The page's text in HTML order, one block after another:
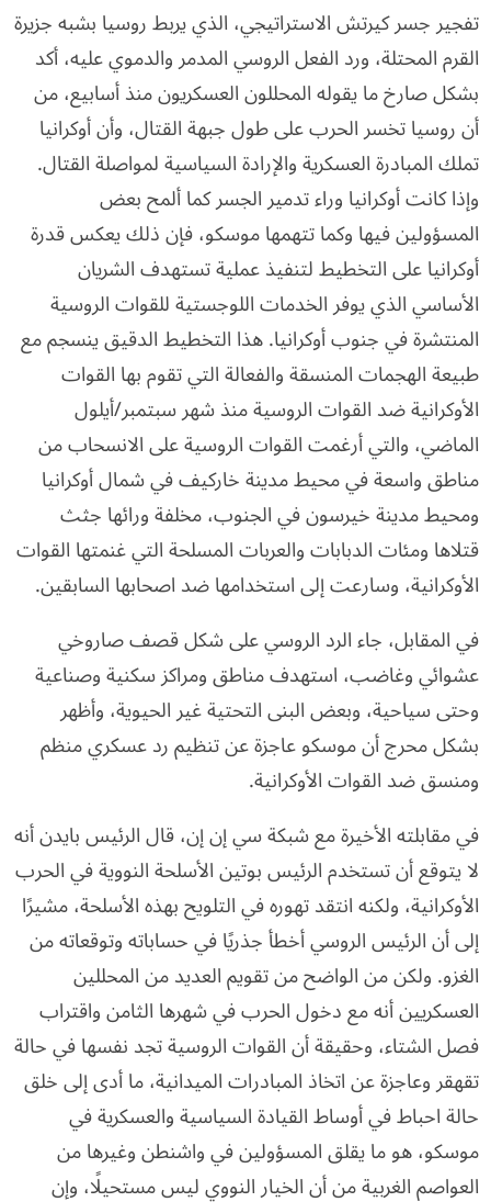
تفجير جسر كيرتش الاستراتيجي، الذي يربط روسيا بشبه جزيرة
القرم المحتلة، ورد الفعل الروسي المدمر والدموي عليه، أكد
بشكل صارخ ما يقوله المحللون العسكريون منذ أسابيع، من
أن روسيا تخسر الحرب على طول جبهة القتال، وأن أوكرانيا
تملك المبادرة العسكرية والإرادة السياسية لمواصلة القتال.
وإذا كانت أوكرانيا وراء تدمير الجسر كما ألمح بعض
المسؤولين فيها وكما تتهمها موسكو، فإن ذلك يعكس قدرة
أوكرانيا على التخطيط لتنفيذ عملية تستهدف الشريان
الأساسي الذي يوفر الخدمات اللوجستية للقوات الروسية
المنتشرة في جنوب أوكرانيا. هذا التخطيط الدقيق ينسجم مع
طبيعة الهجمات المنسقة والفعالة التي تقوم بها القوات
الأوكرانية ضد القوات الروسية منذ شهر سبتمبر/أيلول
الماضي، والتي أرغمت القوات الروسية على الانسحاب من
مناطق واسعة في محيط مدينة خاركيف في شمال أوكرانيا
ومحيط مدينة خيرسون في الجنوب، مخلفة ورائها جثث
قتلاها ومئات الدبابات والعربات المسلحة التي غنمتها القوات
الأوكرانية، وسارعت إلى استخدامها ضد اصحابها السابقين.
في المقابل، جاء الرد الروسي على شكل قصف صاروخي
عشوائي وغاضب، استهدف مناطق ومراكز سكنية وصناعية
وحتى سياحية، وبعض البنى التحتية غير الحيوية، وأظهر
بشكل محرج أن موسكو عاجزة عن تنظيم رد عسكري منظم
ومنسق ضد القوات الأوكرانية.
في مقابلته الأخيرة مع شبكة سي إن إن، قال الرئيس بايدن أنه
لا يتوقع أن تستخدم الرئيس بوتين الأسلحة النووية في الحرب
الأوكرانية، ولكنه انتقد تهوره في التلويح بهذه الأسلحة، مشيرًا
إلى أن الرئيس الروسي أخطأ جذريًا في حساباته وتوقعاته من
الغزو. ولكن من الواضح من تقويم العديد من المحللين
العسكريين أنه مع دخول الحرب في شهرها الثامن واقتراب
فصل الشتاء، وحقيقة أن القوات الروسية تجد نفسها في حالة
تقهقر وعاجزة عن اتخاذ المبادرات الميدانية، ما أدى إلى خلق
حالة احباط في أوساط القيادة السياسية والعسكرية في
موسكو، هو ما يقلق المسؤولين في واشنطن وغيرها من
العواصم الغربية من أن الخيار النووي ليس مستحيلًا، وإن